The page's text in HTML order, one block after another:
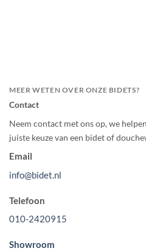
MEER WETEN OVER ONZE BIDETS?
Contact
Neem contact met ons op, we
juiste keuze van een bidet of
Email
info@bidet.nl
Telefoon
010-2420915
Showroom